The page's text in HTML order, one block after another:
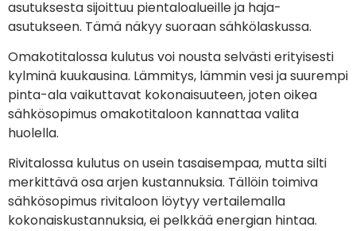
asutuksesta sijoittuu pientaloalueille ja haja-
asutukseen. Tämä näkyy suoraan sähkölaskussa.
Omakotitalossa kulutus voi nousta selvästi erityisesti
kylminä kuukausina. Lämmitys, lämmin vesi ja suurempi
pinta-ala vaikuttavat kokonaisuuteen, joten oikea
sähkösopimus omakotitaloon kannattaa valita
huolella.
Rivitalossa kulutus on usein tasaisempaa, mutta silti
merkittävä osa arjen kustannuksia. Tällöin toimiva
sähkösopimus rivitaloon löytyy vertailemalla
kokonaiskustannuksia, ei pelkkää energian hintaa.